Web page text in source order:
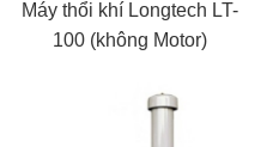
Máy thổi khí Longtech LT-
100 (không Motor)